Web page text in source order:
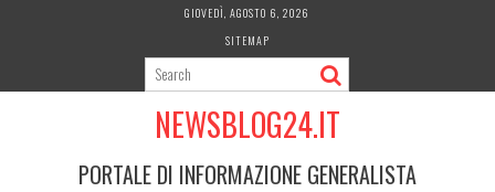
GIOVEDÌ, AGOSTO 6, 2026
SITEMAP
NEWSBLOG24.IT
PORTALE DI INFORMAZIONE GENERALISTA